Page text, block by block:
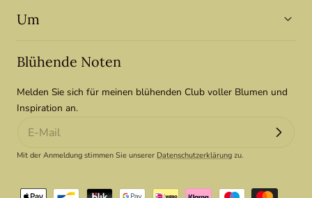
Um
Blühende Noten
Melden Sie sich für meinen blühenden Club voller Blumen und
Inspiration an.
Mit der Anmeldung stimmen Sie unserer Datenschutzerklärung zu.
Zahlungsmethoden